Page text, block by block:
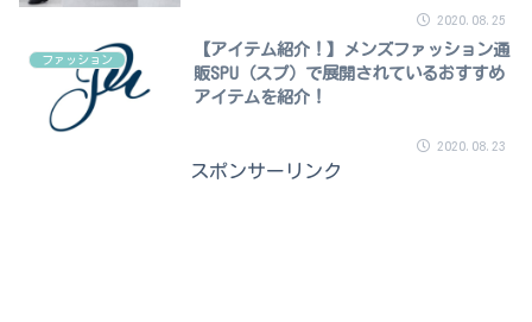
2020.08.25
ファッション
【アイテム紹介！】メンズファッション通
販SPU（スプ）で展開されているおすすめ
アイテムを紹介！
2020.08.23
スポンサーリンク